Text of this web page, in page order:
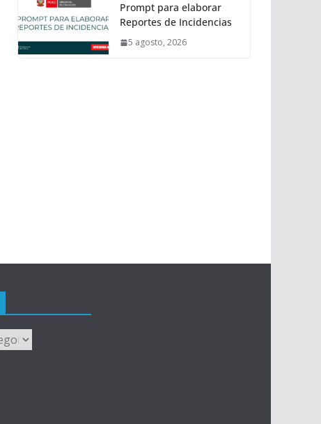
Prompt para elaborar
Reportes de Incidencias
5 agosto, 2026